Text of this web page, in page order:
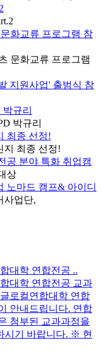
화교류 프로그램 참
지원사업' 출범식 참
규리
최종 선정!
공 분야 특화 취업캠
노마드 캠프& 아이디
대학 연합전공 ..
대학 연합전공 교과
로컬연합대학 연합
안내드립니다. 연합
첨부된 교과과정을
시기 바랍니다. ※ 현